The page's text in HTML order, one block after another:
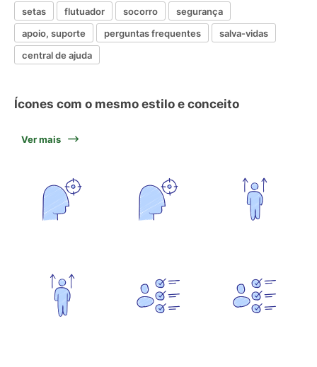
setas flutuador socorro
segurança
apoio, suporte
perguntas frequentes
salva-vidas
central de ajuda
Ícones com o mesmo estilo e conceito
Ver mais